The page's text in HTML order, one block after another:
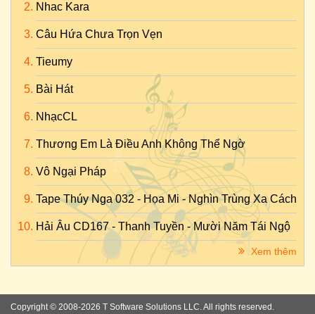
Nhac Kara
Câu Hứa Chưa Trọn Vẹn
Tieumy
Bài Hát
NhạcCL
Thương Em Là Điều Anh Không Thể Ngờ
Vô Ngại Pháp
Tape Thúy Nga 032 - Họa Mi - Nghìn Trùng Xa Cách
Hải Âu CD167 - Thanh Tuyền - Mười Năm Tái Ngộ
Xem thêm
Copyright © 2008-2026 T Software Solutions LLC. All rights reserved.